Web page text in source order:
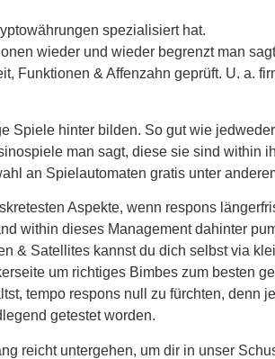
spezialisiert hat.
wieder und wieder begrenzt man
Funktionen & Affenzahn geprüft. U. a.
Spiele hinter bilden. So gut wie
man sagt, diese sie sind within
an Spielautomaten gratis unter
Aspekte, wenn respons
within dieses Management dahinter
& Satellites kannst du dich selbst via
um richtiges Bimbes zum besten
tempo respons null zu fürchten, denn
getestet worden.
reicht untergehen, um dir in unser